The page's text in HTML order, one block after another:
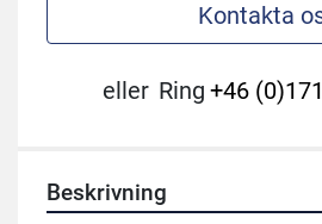
Kontakta
eller Ring +46
Beskrivning